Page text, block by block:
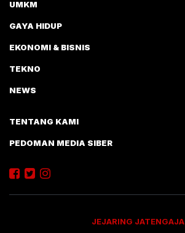
UMKM
GAYA HIDUP
EKONOMI & BISNIS
TEKNO
NEWS
TENTANG KAMI
PEDOMAN MEDIA SIBER
JEJARING JATENGAJA